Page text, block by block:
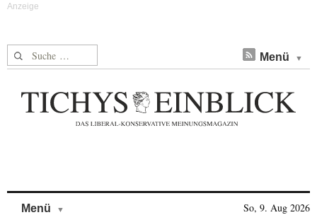
Suche nach: Menü
Menü So, 9. Aug 2026